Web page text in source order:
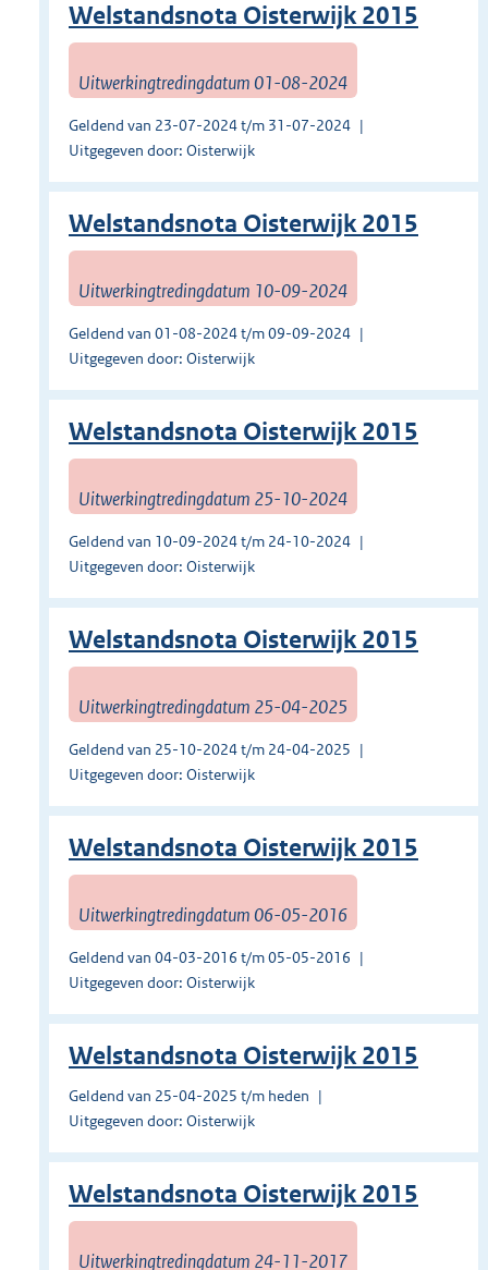
Welstandsnota Oisterwijk 2015
Uitwerkingtredingdatum 01-08-2024
Geldend van 23-07-2024 t/m 31-07-2024
Uitgegeven door: Oisterwijk
Welstandsnota Oisterwijk 2015
Uitwerkingtredingdatum 10-09-2024
Geldend van 01-08-2024 t/m 09-09-2024
Uitgegeven door: Oisterwijk
Welstandsnota Oisterwijk 2015
Uitwerkingtredingdatum 25-10-2024
Geldend van 10-09-2024 t/m 24-10-2024
Uitgegeven door: Oisterwijk
Welstandsnota Oisterwijk 2015
Uitwerkingtredingdatum 25-04-2025
Geldend van 25-10-2024 t/m 24-04-2025
Uitgegeven door: Oisterwijk
Welstandsnota Oisterwijk 2015
Uitwerkingtredingdatum 06-05-2016
Geldend van 04-03-2016 t/m 05-05-2016
Uitgegeven door: Oisterwijk
Welstandsnota Oisterwijk 2015
Geldend van 25-04-2025 t/m heden
Uitgegeven door: Oisterwijk
Welstandsnota Oisterwijk 2015
Uitwerkingtredingdatum 24-11-2017